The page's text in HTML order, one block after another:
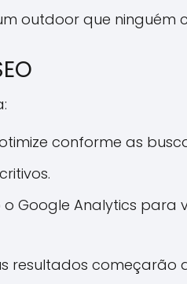
outdoor que ninguém
conforme as
Google Analytics para
resultados começarão